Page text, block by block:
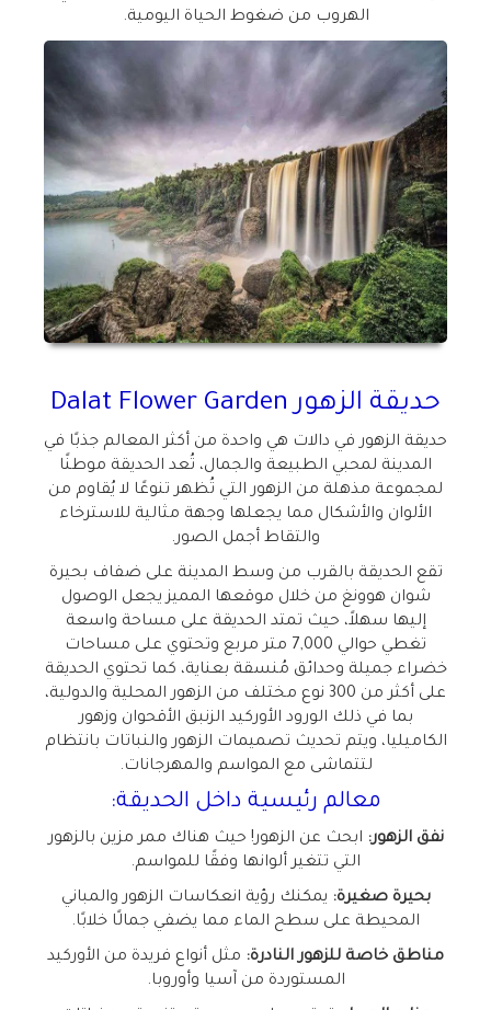
الهروب من ضغوط الحياة اليومية.
حديقة الزهورDalat Flower Garden
حديقة الزهور في دالات هي واحدة من أكثر المعالم جذبًا في
المدينة لمحبي الطبيعة والجمال، تُعد الحديقة موطنًا
لمجموعة مذهلة من الزهور التي تُظهر تنوعًا لا يُقاوم من
الألوان والأشكال مما يجعلها وجهة مثالية للاسترخاء
والتقاط أجمل الصور.
تقع الحديقة بالقرب من وسط المدينة على ضفاف بحيرة
شوان هوونغ من خلال موقعها المميز يجعل الوصول
إليها سهلاً، حيث تمتد الحديقة على مساحة واسعة
تغطي حوالي 7,000 متر مربع وتحتوي على مساحات
خضراء جميلة وحدائق مُنسقة بعناية، كما تحتوي الحديقة
على أكثر من 300 نوع مختلف من الزهور المحلية والدولية،
بما في ذلك الورود الأوركيد الزنبق الأقحوان وزهور
الكاميليا، ويتم تحديث تصميمات الزهور والنباتات بانتظام
لتتماشى مع المواسم والمهرجانات.
معالم رئيسية داخل الحديقة:
نفق الزهور: ابحث عن الزهور! حيث هناك ممر مزين بالزهور
التي تتغير ألوانها وفقًا للمواسم.
بحيرة صغيرة: يمكنك رؤية انعكاسات الزهور والمباني
المحيطة على سطح الماء مما يضفي جمالًا خلابًا.
مناطق خاصة للزهور النادرة: مثل أنواع فريدة من الأوركيد
المستوردة من آسيا وأوروبا.